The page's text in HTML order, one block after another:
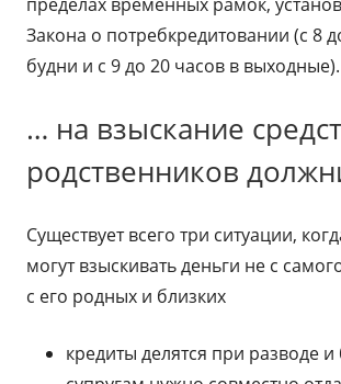
Закона о потребкредитовании (с 8
будни и с 9 до 20 часов в выходные).
… на взыскание
родственников
Существует всего три ситуации,
могут взыскивать деньги не с
с его родных и близких
кредиты делятся при разводе